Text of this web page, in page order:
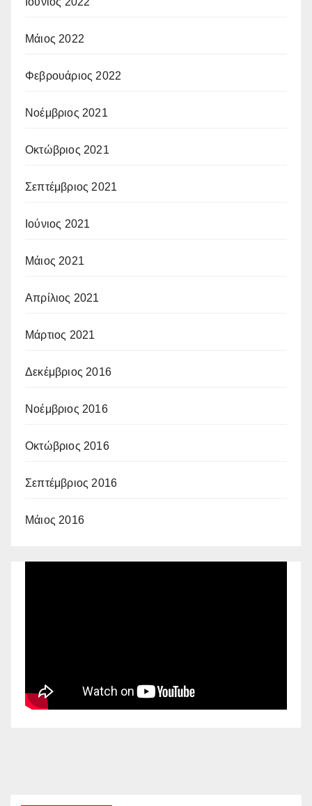
Μάιος 2022
Φεβρουάριος 2022
Νοέμβριος 2021
Οκτώβριος 2021
Σεπτέμβριος 2021
Ιούνιος 2021
Μάιος 2021
Απρίλιος 2021
Μάρτιος 2021
Δεκέμβριος 2016
Νοέμβριος 2016
Οκτώβριος 2016
Σεπτέμβριος 2016
Μάιος 2016